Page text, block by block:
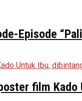
Episode
film Kado